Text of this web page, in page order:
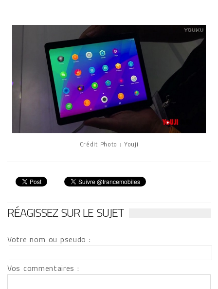
Crédit Photo : Youji
RÉAGISSEZ SUR LE SUJET
Votre nom ou pseudo :
Vos commentaires :